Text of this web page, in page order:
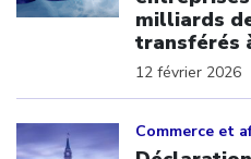
milliards
transférés
12 février 2026
Commerce et